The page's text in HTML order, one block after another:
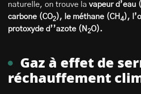
naturelle, on trouve la vapeur d’eau
carbone (CO2), le méthane (CH 4),
protoxyde d’’azote (N 2O).
Gaz à effet de
réchauffement